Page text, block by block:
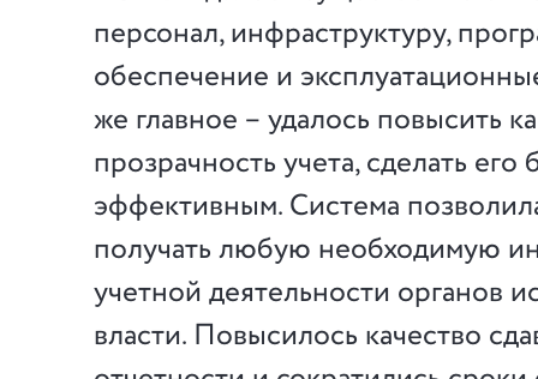
персонал, инфраструктуру,
обеспечение и
же главное – удалось повысить
прозрачность учета, сделать
эффективным. Система
получать любую необходимую
учетной деятельности органов
власти. Повысилось качество